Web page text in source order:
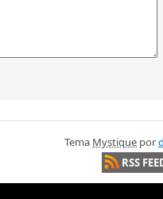
Tema Mystique por
RSS